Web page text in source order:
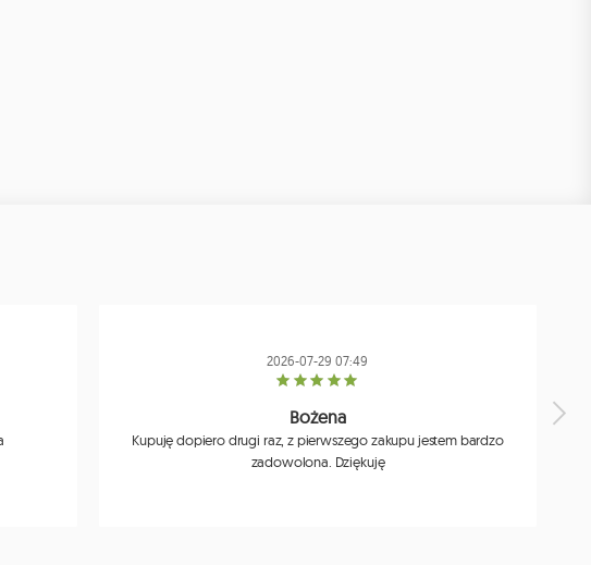
2026-07-29 07:49
Bożena
Kupuję dopiero drugi raz, z pierwszego zakupu jestem bardzo
zadowolona. Dziękuję